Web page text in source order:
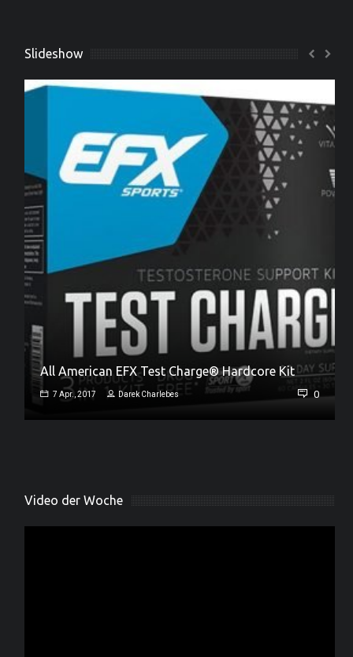
Slideshow
All American EFX Test Charge® Hardcore Kit
7 Apr., 2017 Darek Charlebes
Jamie Collins – neues Universal Team Mitglied
18 März, 2017 Darek Charlebes 0
Video der Woche